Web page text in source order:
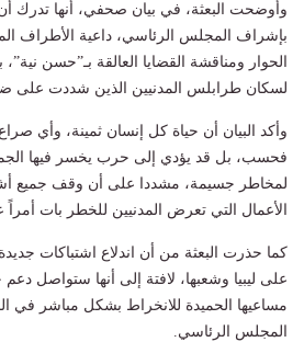
وأوضحت البعثة، في بيان صحفي، أنها تدرك
بإشراف المجلس الرئاسي، داعية الأطراف
الحوار ومناقشة القضايا العالقة بـ”حسن
لسكان طرابلس المدنيين الذين شددت على
وأكد البيان أن حياة كل إنسان ثمينة، وأي
فحسب، بل قد يؤدي إلى حرب يخسر فيها
لمخاطر جسيمة، مشددا على أن وقف جميع
الأعمال التي تعرض المدنيين للخطر بات أمراً
كما حذرت البعثة من أن اندلاع اشتباكات
على ليبيا وشعبها، لافتة إلى أنها ستواصل
مساعيها الحميدة للانخراط بشكل مباشر في
المجلس الرئاسي.